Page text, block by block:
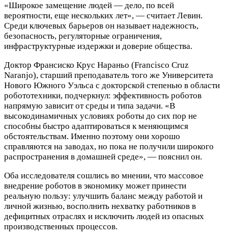
«Широкое замещение людей — дело, по всей
вероятности, еще нескольких лет», — считает Левин.
Среди ключевых барьеров он называет надежность,
безопасность, регуляторные ограничения,
инфраструктурные издержки и доверие общества.
Доктор Франсиско Крус Нараньо (Francisco Cruz
Naranjo), старший преподаватель того же Университета
Нового Южного Уэльса с докторской степенью в области
робототехники, подчеркнул: эффективность роботов
напрямую зависит от среды и типа задачи. «В
высокодинамичных условиях роботы до сих пор не
способны быстро адаптироваться к меняющимся
обстоятельствам. Именно поэтому они хорошо
справляются на заводах, но пока не получили широкого
распространения в домашней среде», — пояснил он.
Оба исследователя сошлись во мнении, что массовое
внедрение роботов в экономику может принести
реальную пользу: улучшить баланс между работой и
личной жизнью, восполнить нехватку работников в
дефицитных отраслях и исключить людей из опасных
производственных процессов.